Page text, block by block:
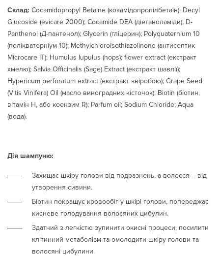
Склад: Cocamidopropyl Betaine (кокамідопропілбетаїн); Decyl
Glucoside (еvicare 2000); Cocamide DEA (діетаноламіди); D-
Panthenol (Д-пантенол); Glycerin (гліцерин); Polyquaternium 10
(полікватерніум-10); Methylchloroisothiazolinone (антисептик
Microcare IT); Humulus lupulus (hops); flower extract (екстракт
хмелю); Salvia Оfficinalis (Sage) Extract (екстракт шавлії);
Hypericum perforatum extract (екстракт звіробою); Grape Seed
(Vitis Vinifera) Oil (масло виноградних кісточок); Biotin (біотин,
вітамін Н, або коензим R); Parfum oil; Sodium Chloride; Aqua
(вода).
Дія шампуню:
Захищає шкіру голови від подразнень, а волосся – від
утворення сивини.
Біотин покращує кровообіг у шкірі голови, попереджає
кисневе голодування волосяних цибулин.
Здатний з легкістю зупинити окисні процеси, посилити
клітинний метаболізм та омолодити шкіру голови та
волосяні цибулини.